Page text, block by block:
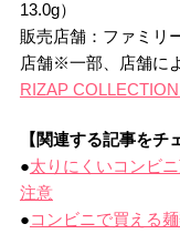
13.0g）
販売店舗：ファミリ
店舗※一部、店舗に
RIZAP
【関連する記事をチ
●太りにくいコンビ
注意
●コンビニで買える